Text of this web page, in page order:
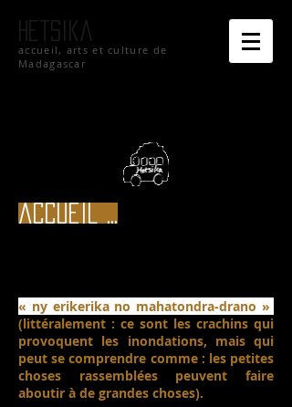
hetsika
accueil, arts et culture de
Madagascar
accueil ...
« ny erikerika no mahatondra-drano »
(littéralement : ce sont les crachins qui
provoquent les inondations, mais qui
peut se comprendre comme : les petites
choses rassemblées peuvent faire
aboutir à de grandes choses).